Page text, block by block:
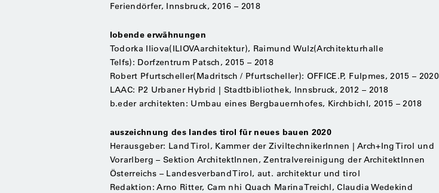
Feriendörfer, Innsbruck, 2016 – 2018
lobende erwähnungen
Todorka Iliova(ILIOVAarchitektur), Raimund Wulz(Architekturhalle
Telfs): Dorfzentrum Patsch, 2015 – 2018
Robert Pfurtscheller(Madritsch / Pfurtscheller): OFFICE.P, Fulpmes, 2015 – 2020
LAAC: P2 Urbaner Hybrid | Stadtbibliothek, Innsbruck, 2012 – 2018
b.eder architekten: Umbau eines Bergbauernhofes, Kirchbichl, 2015 – 2018
auszeichnung des landes tirol für neues bauen 2020
Herausgeber: Land Tirol, Kammer der ZiviltechnikerInnen | Arch+Ing Tirol und
Vorarlberg – Sektion ArchitektInnen, Zentralvereinigung der ArchitektInnen
Österreichs – Landesverband Tirol, aut. architektur und tirol
Redaktion: Arno Ritter, Cam nhi Quach Marina Treichl, Claudia Wedekind